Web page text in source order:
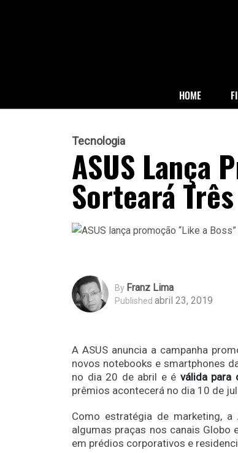
HOME
Tecnologia
ASUS Lança
Sorteará
By Franz Lima
Published abril 23, 2019
A ASUS anuncia a campanha
novos notebooks e smartphones
no dia 20 de abril e é válida para
prêmios acontecerá no dia 10 de
Como estratégia de marketing,
algumas praças nos canais Globo
em prédios corporativos e